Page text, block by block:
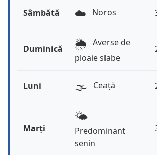
Sâmbătă ☁️ Noros
Duminică 🌦️ Averse de
ploaie slabe
Luni 🌫️ Ceață
Marți
🌤️
Predominant
senin